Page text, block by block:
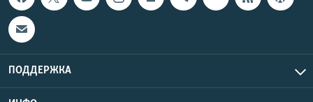
ПОДДЕРЖКА